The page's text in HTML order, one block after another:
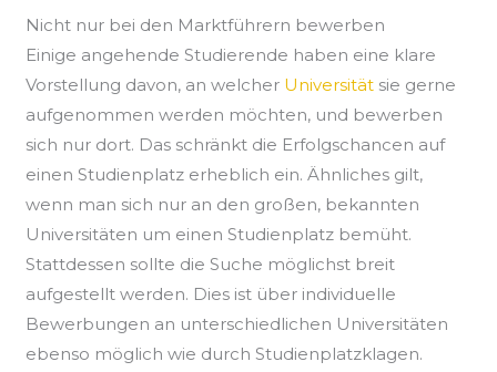
Nicht nur bei den Marktführern bewerben
Einige angehende Studierende haben eine klare
Vorstellung davon, an welcher Universität sie gerne
aufgenommen werden möchten, und bewerben
sich nur dort. Das schränkt die Erfolgschancen auf
einen Studienplatz erheblich ein. Ähnliches gilt,
wenn man sich nur an den großen, bekannten
Universitäten um einen Studienplatz bemüht.
Stattdessen sollte die Suche möglichst breit
aufgestellt werden. Dies ist über individuelle
Bewerbungen an unterschiedlichen Universitäten
ebenso möglich wie durch Studienplatzklagen.